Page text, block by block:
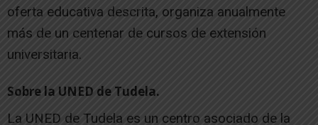
oferta educativa descrita, organiza anualmente
más de un centenar de cursos de extensión
universitaria.
Sobre la UNED de Tudela.
La UNED de Tudela es un centro asociado de la